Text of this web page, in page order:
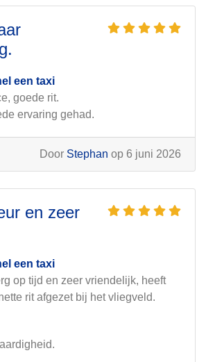
een taxi
goede rit.
ervaring gehad.
Door Stephan op 6 juni 2026
en zeer
een taxi
op tijd en zeer vriendelijk, heeft
rit afgezet bij het vliegveld.